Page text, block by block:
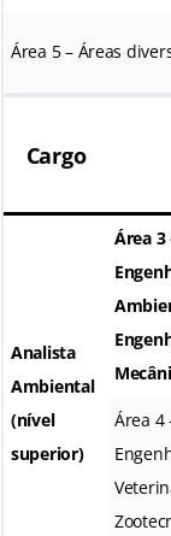
Área 5 – Áreas
Cargo
Analista
Ambiental
(nível
superior)
Área 3
Área 4